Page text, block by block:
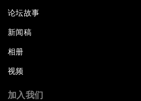
论坛故事
新闻稿
相册
视频
加入我们